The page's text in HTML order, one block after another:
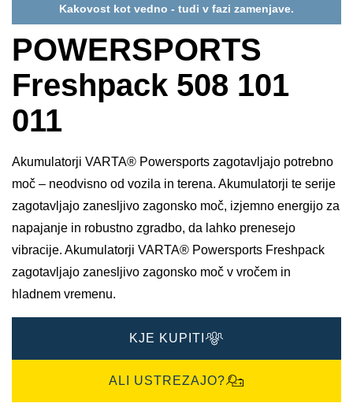
Kakovost kot vedno - tudi v fazi zamenjave.
POWERSPORTS
Freshpack 508 101
011
Akumulatorji VARTA® Powersports zagotavljajo potrebno
moč – neodvisno od vozila in terena. Akumulatorji te serije
zagotavljajo zanesljivo zagonsko moč, izjemno energijo za
napajanje in robustno zgradbo, da lahko prenesejo
vibracije. Akumulatorji VARTA® Powersports Freshpack
zagotavljajo zanesljivo zagonsko moč v vročem in
hladnem vremenu.
KJE KUPITI
ALI USTREZAJO?